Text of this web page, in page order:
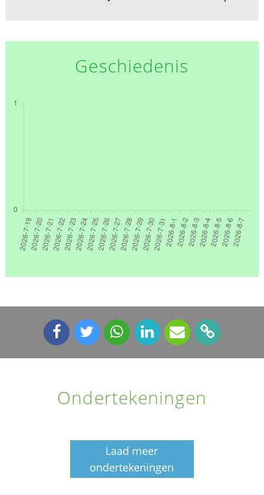
Geschiedenis
Ondertekeningen
Laad meer
ondertekeningen